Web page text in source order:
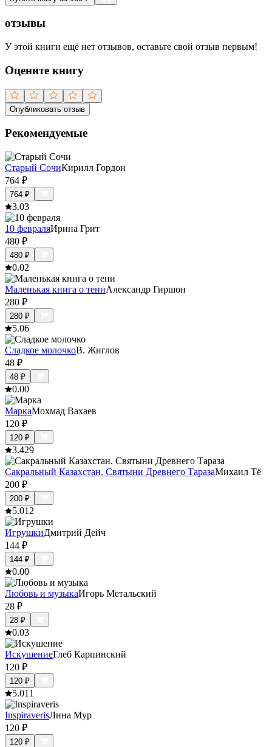
отзывы
У этой книги ещё нет отзывов, оставьте свой отзыв первым!
Оцените книгу
Опубликовать отзыв
Рекомендуемые
Старый СочиКирилл Гордон
764 ₽
764 ₽
3.03
10 февраляИрина Грит
480 ₽
480 ₽
0.02
Маленькая книга о тениАлександр Гиршон
280 ₽
280 ₽
5.06
Сладкое молочкоВ. Жиглов
48 ₽
48 ₽
0.00
МаркаМохмад Вахаев
120 ₽
120 ₽
3.429
Сакральный Казахстан. Святыни Древнего ТаразаМихаил Тё
200 ₽
200 ₽
5.012
ИгрушкиДмитрий Дейч
144 ₽
144 ₽
0.00
Любовь и музыкаИгорь Метальский
28 ₽
28 ₽
0.03
ИскушениеГлеб Карпинский
120 ₽
120 ₽
5.011
InspiraverisЛина Мур
120 ₽
120 ₽